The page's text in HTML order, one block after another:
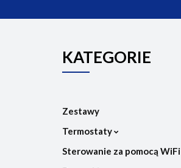
KATEGORIE
Zestawy
Termostaty
Sterowanie za pomocą WiFi